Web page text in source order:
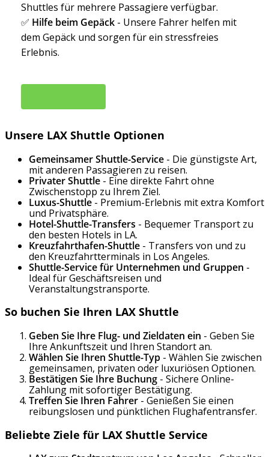
Shuttles für mehrere Passagiere verfügbar.
✅ Hilfe beim Gepäck- Unsere Fahrer helfen mit
dem Gepäck und sorgen für ein stressfreies
Erlebnis.
Unsere LAX Shuttle Optionen
Gemeinsamer Shuttle-Service - Die günstigste Art,
mit anderen Passagieren zu reisen.
Privater Shuttle - Eine direkte Fahrt ohne
Zwischenstopp zu Ihrem Ziel.
Luxus-Shuttle - Premium-Erlebnis mit extra Komfort
und Privatsphäre.
Hotel-Shuttle-Transfers - Bequemer Transport zu
den besten Hotels in LA.
Kreuzfahrthafen-Shuttle - Transfers von und zu
den Kreuzfahrtterminals in Los Angeles.
Shuttle-Service für Unternehmen und Gruppen -
Ideal für Geschäftsreisen und
Veranstaltungstransporte.
So buchen Sie Ihren LAX Shuttle
Geben Sie Ihre Flug- und Zieldaten ein - Geben Sie
Ihre Ankunftszeit und Ihren Standort an.
Wählen Sie Ihren Shuttle-Typ - Wählen Sie zwischen
gemeinsamen, privaten oder luxuriösen Optionen.
Bestätigen Sie Ihre Buchung - Sichere Online-
Zahlung mit sofortiger Bestätigung.
Treffen Sie Ihren Fahrer - Genießen Sie einen
reibungslosen und pünktlichen Flughafentransfer.
Beliebte Ziele für LAX Shuttle Service